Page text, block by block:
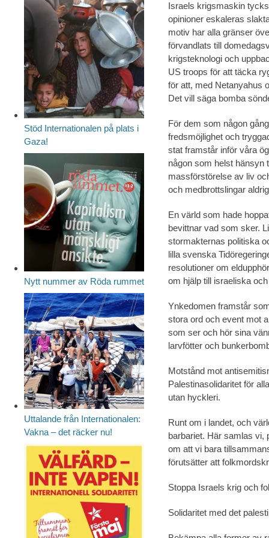
Israels krigsmaskin
opinioner eskaleras
motiv har alla gränser
förvandlats till
krigsteknologi och
US troops för att täcka
för att, med Netanyahus
Det vill säga bomba
För dem som någon
fredsmöjlighet och
stat framstår inför våra
någon som helst hänsyn
massförstörelse av liv
och medbrottslingar
En värld som hade
bevittnar vad som sker.
stormakternas politiska
lilla svenska
resolutioner om
om hjälp till israeliska
Ynkedomen framstår
stora ord och event mot
som ser och hör sina
larvfötter och
Motstånd mot
Palestinasolidaritet för
utan hyckleri.
Runt om i landet, och
barbariet. Här samlas vi,
om att vi bara
förutsätter att
Stoppa Israels krig och
Solidaritet med det
Stöd Internationalen på plats i
Gaza!
Nytt nummer av Röda rummet
Uttalande från Internationalen:
Vakna – det räcker nu!